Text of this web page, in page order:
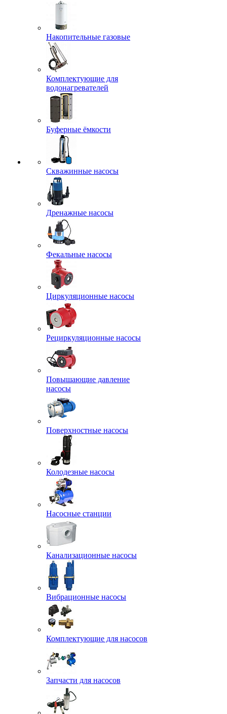
Накопительные газовые
Комплектующие для
водонагревателей
Буферные ёмкости
Скважинные насосы
Дренажные насосы
Фекальные насосы
Циркуляционные насосы
Рециркуляционные насосы
Повышающие давление
насосы
Поверхностные насосы
Колодезные насосы
Насосные станции
Канализационные насосы
Вибрационные насосы
Комплектующие для насосов
Запчасти для насосов